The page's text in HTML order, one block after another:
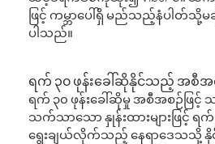
ဖြင့် ကမ္ဘာပေါ်ရှိ မည်သည့်နံပါတ်သို့မ
ပါသည်။
ရက် ၃၀ ဖုန်းခေါ်ဆိုနိုင်သည့် အစီအစ
ရက် ၃၀ ဖုန်းခေါ်ဆိုမှု အစီအစဉ်ဖြင့်
သက်သာသော နှုန်းထားများဖြင့် ရ
ရွေးချယ်လိုက်သည့် နေရာဒေသသို့ နို